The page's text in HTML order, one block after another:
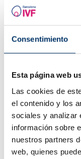
Consentimiento
Esta página web
Las cookies de
el contenido y los
sociales y analizar
información sobre
nuestros partners
web, quienes
Wie Sie die beste